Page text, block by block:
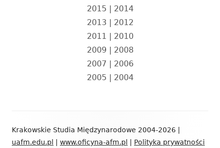
2015 | 2014
2013 | 2012
2011 | 2010
2009 | 2008
2007 | 2006
2005 | 2004
stopki
Krakowskie Studia Międzynarodowe 2004-2026 |
uafm.edu.pl
www.oficyna-afm.pl Polityka prywatności